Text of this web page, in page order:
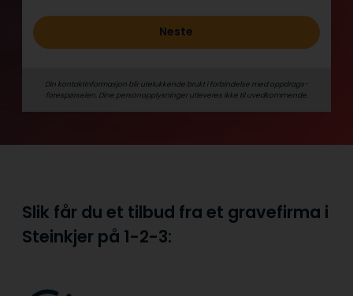
Neste
Din kontaktinformasjon blir utelukkende brukt i forbindelse med oppdrags­
forespørselen. Dine person­­opplysninger utleveres ikke til uvedkommende.
Slik får du et tilbud fra et gravefirma i
Steinkjer på 1-2-3: